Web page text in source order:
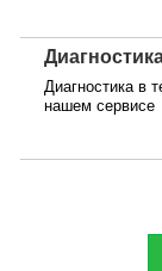
Диагностика в
нашем сервисе